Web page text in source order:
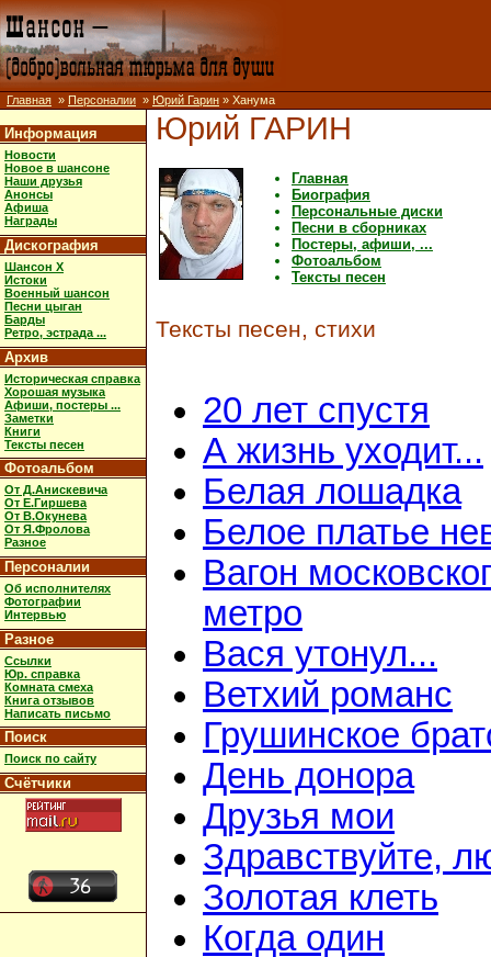
Главная » Персоналии » Юрий Гарин » Ханума
Информация
Новости
Новое в шансоне
Наши друзья
Анонсы
Афиша
Награды
Дискография
Шансон X
Истоки
Военный шансон
Песни цыган
Барды
Ретро, эстрада ...
Архив
Историческая справка
Хорошая музыка
Афиши, постеры ...
Заметки
Книги
Тексты песен
Фотоальбом
От Д.Анискевича
От Е.Гиршева
От В.Окунева
От Я.Фролова
Разное
Персоналии
Об исполнителях
Фотографии
Интервью
Разное
Ссылки
Юр. справка
Комната смеха
Книга отзывов
Написать письмо
Поиск
Поиск по сайту
Счётчики
Юрий ГАРИН
Главная
Биография
Персональные диски
Песни в сборниках
Постеры, афиши, ...
Фотоальбом
Тексты песен
Тексты песен, стихи
20 лет спустя
А жизнь уходит...
Белая лошадка
Белое платье
Вагон
метро
Вася утонул...
Ветхий романс
Грушинское
День донора
Друзья мои
Здравствуйте,
Золотая клеть
Когда один